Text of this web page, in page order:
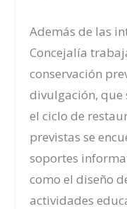
Además de las
Concejalía
conservación
divulgación, que
el ciclo de
previstas se
soportes
como el diseño
actividades